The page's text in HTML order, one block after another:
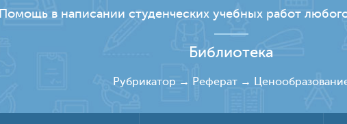
Помощь в написании студенческих учебных работ
Библиотека
Рубрикатор → Реферат →